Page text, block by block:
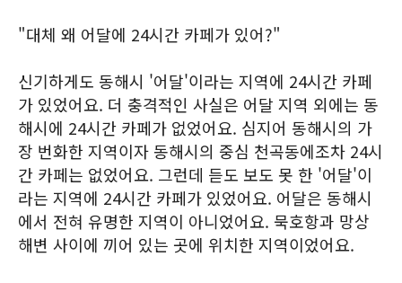
"대체 왜 어달에 24시간 카페가 있어?"
신기하게도 동해시 '어달'이라는 지역에 24시간 카페
가 있었어요. 더 충격적인 사실은 어달 지역 외에는 동
해시에 24시간 카페가 없었어요. 심지어 동해시의 가
장 번화한 지역이자 동해시의 중심 천곡동에조차 24시
간 카페는 없었어요. 그런데 듣도 보도 못 한 '어달'이
라는 지역에 24시간 카페가 있었어요. 어달은 동해시
에서 전혀 유명한 지역이 아니었어요. 묵호항과 망상
해변 사이에 끼어 있는 곳에 위치한 지역이었어요.